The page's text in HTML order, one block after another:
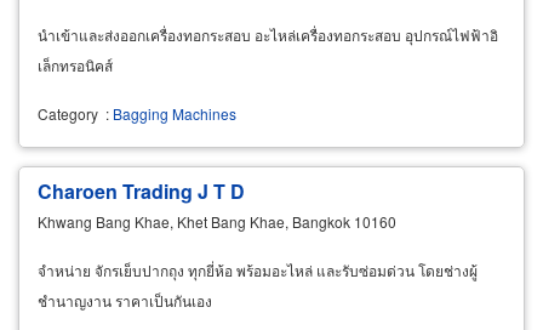
นำเข้าและส่งออกเครื่องทอกระสอบ อะไหล่เครื่องทอกระสอบ อุปกรณ์ไฟฟ้าอิ
เล็กทรอนิคส์
Category : Bagging Machines
Charoen Trading J T D
Khwang Bang Khae, Khet Bang Khae, Bangkok 10160
จำหน่าย จักรเย็บปากถุง ทุกยี่ห้อ พร้อมอะไหล่ และรับซ่อมด่วน โดยช่างผู้
ชำนาญงาน ราคาเป็นกันเอง